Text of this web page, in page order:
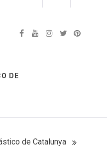
DE
de Catalunya